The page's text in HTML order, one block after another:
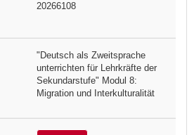
20266108
"Deutsch als Zweitsprache
unterrichten für Lehrkräfte der
Sekundarstufe" Modul 8:
Migration und Interkulturalität